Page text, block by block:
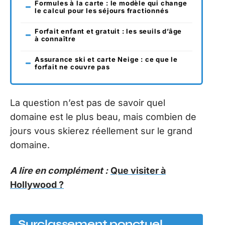
Formules à la carte : le modèle qui change
le calcul pour les séjours fractionnés
Forfait enfant et gratuit : les seuils d’âge
à connaître
Assurance ski et carte Neige : ce que le
forfait ne couvre pas
La question n’est pas de savoir quel
domaine est le plus beau, mais combien de
jours vous skierez réellement sur le grand
domaine.
A lire en complément : Que visiter à
Hollywood ?